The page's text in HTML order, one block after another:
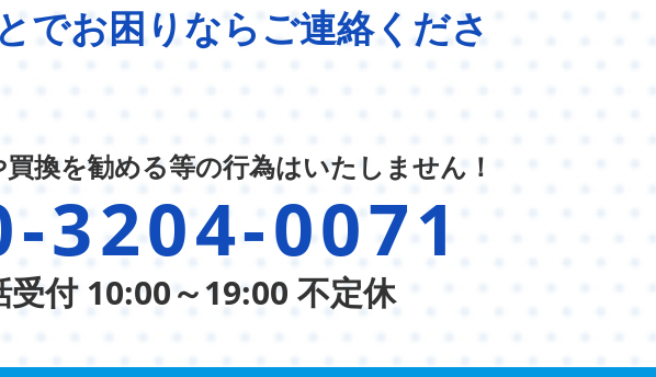
でお困りならご連絡くださ
換を勧める等の行為はいたしません！
3204-0071
受付 10:00～19:00 不定休